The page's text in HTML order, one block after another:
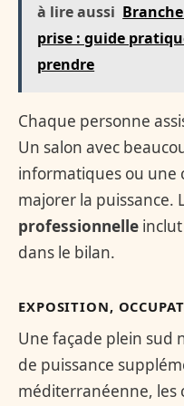
à lire aussi
prise : guide
prendre
Chaque personne
Un salon avec
informatiques ou une
majorer la puissance.
professionnelle
dans le bilan.
EXPOSITION,
Une façade plein sud
de puissance
méditerranéenne, les